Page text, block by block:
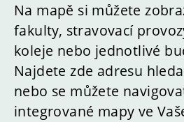
Na mapě si můžete
fakulty, stravovací
koleje nebo jednotlivé
Najdete zde adresu
nebo se můžete
integrované mapy ve